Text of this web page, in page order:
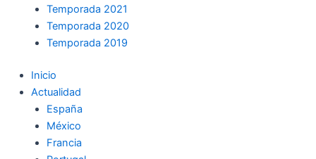
Temporada 2021
Temporada 2020
Temporada 2019
Inicio
Actualidad
España
México
Francia